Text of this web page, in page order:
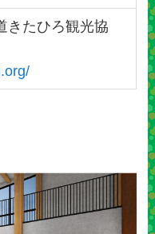
たひろ観光協